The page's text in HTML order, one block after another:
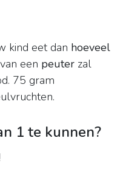
kind eet dan hoeveel
een peuter zal
75 gram
1 te kunnen?